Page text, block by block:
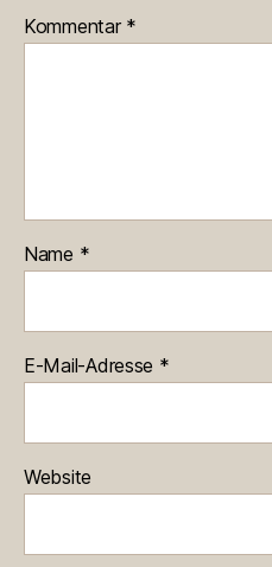
Kommentar *
Name *
E-Mail-Adresse *
Website